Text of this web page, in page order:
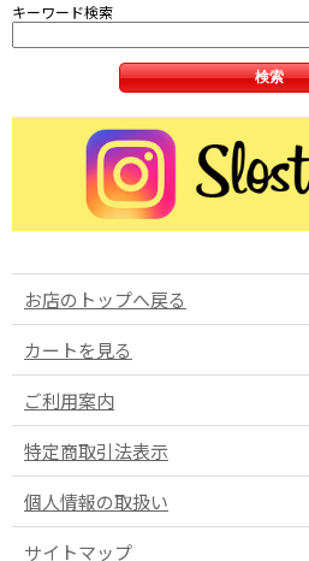
キーワード検索
お店のトップへ戻る
カートを見る
ご利用案内
特定商取引法表示
個人情報の取扱い
サイトマップ